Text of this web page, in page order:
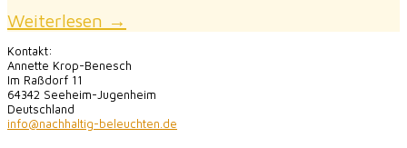
Weiterlesen →
Kontakt:
Annette Krop-Benesch
Im Raßdorf 11
64342 Seeheim-Jugenheim
Deutschland
info@nachhaltig-beleuchten.de